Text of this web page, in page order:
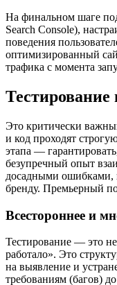
На финальном шаге
Search Console),
поведения
оптимизированный
трафика с момента
Тестирование
Это критически
и код проходят
этапа —
безупречный опыт
досадными ошибками,
бренду. Премьерный
Всестороннее и
Тестирование — это
работало». Это
на выявление и
требованиям (багов)